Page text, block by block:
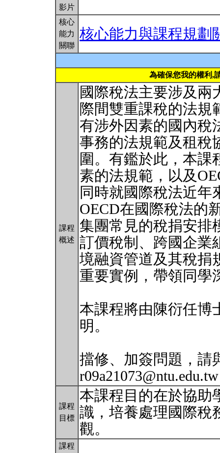
影片
核心
能力
關聯
核心能力與課程規劃
為確保您我的權利,
課程
概述
國際稅法主要涉及兩
際間雙重課稅的法規
有涉外因素的國內稅
事務的法規範及租稅
圍。有鑑於此，本課
素的法規範，以及
同時就國際稅法近年
OECD在國際稅法的
集團常見的稅捐安排
訂價稅制、跨國企業
境融資管道及其稅捐
重要實例，帶領同學
本課程將由陳衍任博
明。
擋修、加簽問題，請
課程
目標
本課程目的在於協助
識，培養處理國際稅
觀。
課程